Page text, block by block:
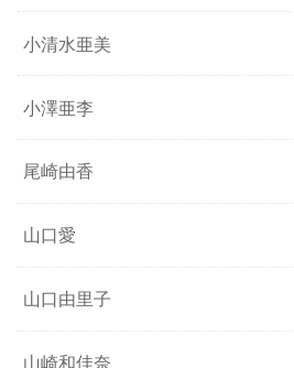
小清水亜美
小澤亜李
尾崎由香
山口愛
山口由里子
山崎和佳奈